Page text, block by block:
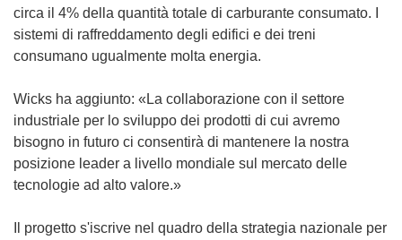
circa il 4% della quantità totale di carburante consumato. I
sistemi di raffreddamento degli edifici e dei treni
consumano ugualmente molta energia.
Wicks ha aggiunto: «La collaborazione con il settore
industriale per lo sviluppo dei prodotti di cui avremo
bisogno in futuro ci consentirà di mantenere la nostra
posizione leader a livello mondiale sul mercato delle
tecnologie ad alto valore.»
Il progetto s'iscrive nel quadro della strategia nazionale per